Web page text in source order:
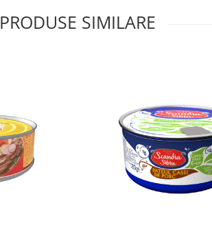
PRODUSE SIMILARE